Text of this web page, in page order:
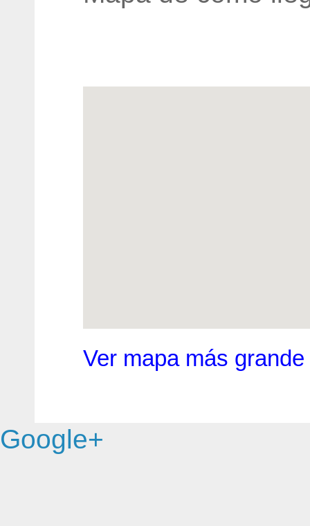
Ver mapa más grande
Google+